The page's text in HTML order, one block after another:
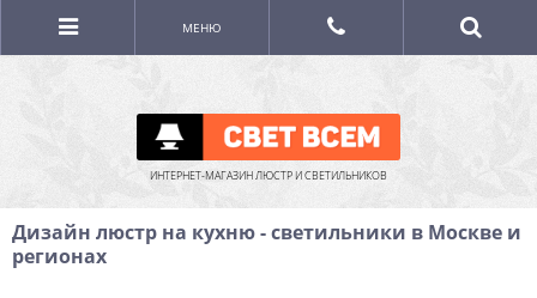
ИНТЕРНЕТ-МАГАЗИН ЛЮСТР И СВЕТИЛЬНИКОВ
МЕНЮ
Дизайн люстр на кухню - светильники в Москве и
регионах